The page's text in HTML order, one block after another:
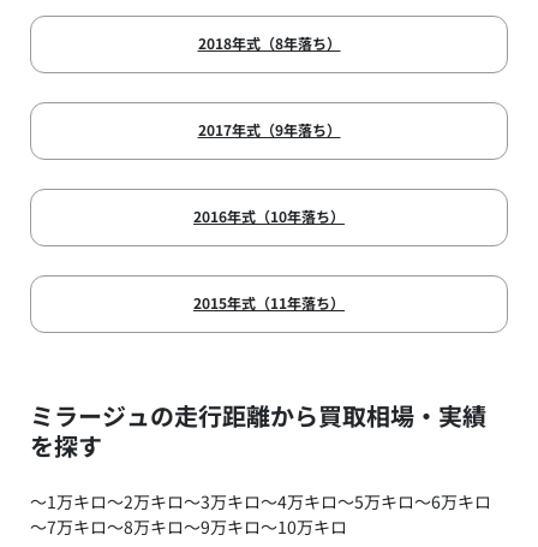
2018年式（8年落ち）
2017年式（9年落ち）
2016年式（10年落ち）
2015年式（11年落ち）
ミラージュの走行距離から買取相場・実績
を探す
～1万キロ～2万キロ～3万キロ～4万キロ～5万キロ～6万キロ
～7万キロ～8万キロ～9万キロ～10万キロ